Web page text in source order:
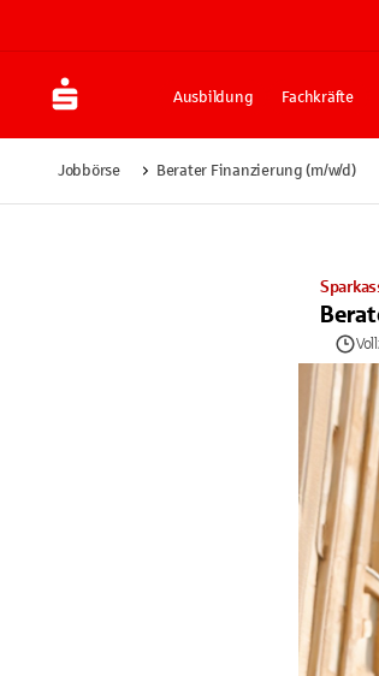
Ausbildung Fachkräfte
Jobbörse Berater Finanzierung (m/w/d)